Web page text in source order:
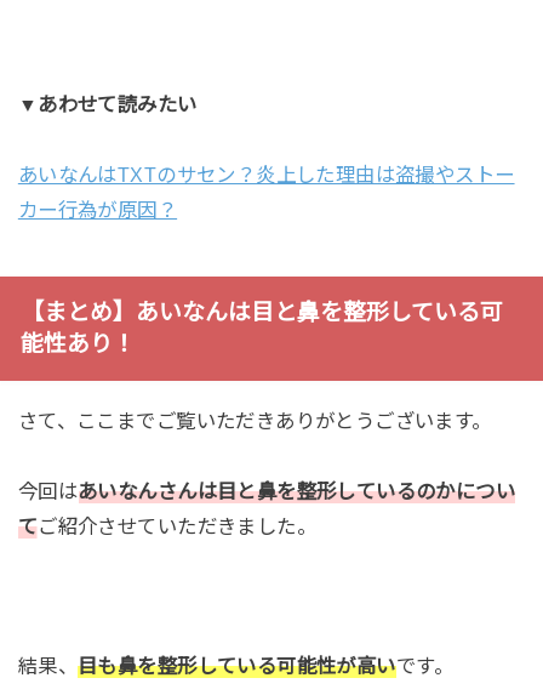
▼あわせて読みたい
あいなんはTXTのサセン？炎上した理由は盗撮やストー
カー行為が原因？
【まとめ】あいなんは目と鼻を整形している可
能性あり！
さて、ここまでご覧いただきありがとうございます。
今回はあいなんさんは目と鼻を整形しているのかについ
てご紹介させていただきました。
結果、目も鼻を整形している可能性が高いです。